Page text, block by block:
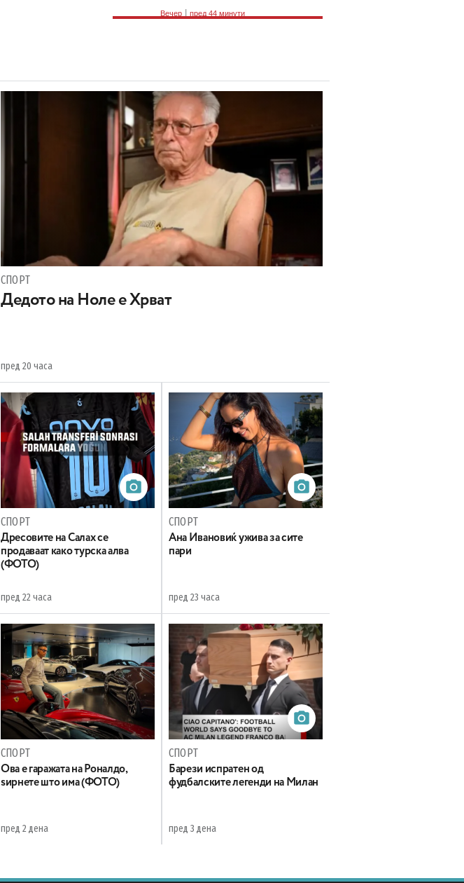
СПОРТ
Дедото на Ноле е Хрват
пред 20 часа
СПОРТ
Дресовите на Салах се
продаваат како турска алва
(ФОТО)
пред 22 часа
СПОРТ
Ана Ивановиќ ужива за сите
пари
пред 23 часа
СПОРТ
Ова е гаражата на Роналдо,
ѕирнете што има (ФОТО)
пред 2 дена
СПОРТ
Барези испратен од
фудбалските легенди на Милан
пред 3 дена